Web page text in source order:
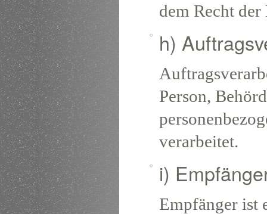
dem Recht
h)
Person,
verarbeitet.
i)
Empfänger ist